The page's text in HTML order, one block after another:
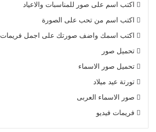
اكتب اسم على صور للمناسبات والاعياد
اكتب اسم من تحب على الصورة
اكتب اسمك واضف صورتك على اجمل فريمات
تحميل صور
تحميل صور الاسماء
تورتة عيد ميلاد
صور الاسماء العربى
فريمات فيديو